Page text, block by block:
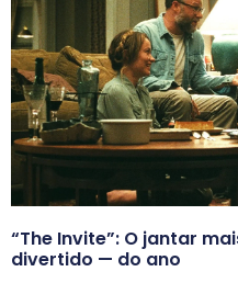
“The Invite”: O jantar
divertido — do ano